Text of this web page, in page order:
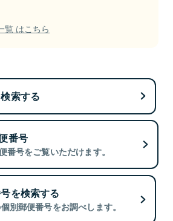
覧 はこちら
索する
番号
番号をご覧いただけます。
を検索する
別郵便番号をお調べします。